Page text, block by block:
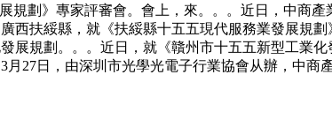
規劃》專家評審會。會上，來。。。近日，中商
西扶綏縣，就《扶綏縣十五五現代服務業發展規
規劃。。。近日，就《贛州市十五五新型工業
27日，由深圳市光學光電子行業協會从辦，中商